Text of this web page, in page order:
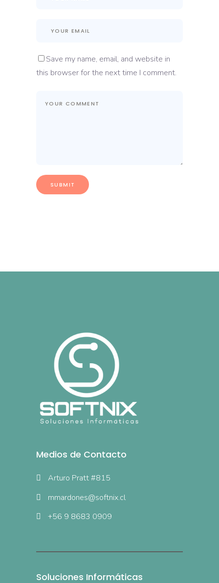
Save my name, email, and website in
this browser for the next time I comment.
Medios de Contacto
Arturo Pratt #815
mmardones@softnix.cl
+56 9 8683 0909
Soluciones Informáticas